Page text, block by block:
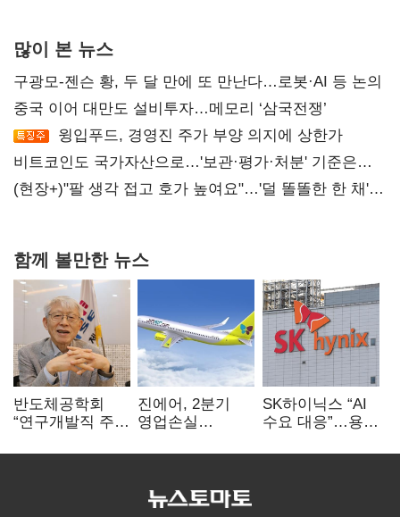
많이 본 뉴스
구광모-젠슨 황, 두 달 만에 또 만난다…로봇·AI 등 논의
중국 이어 대만도 설비투자…메모리 ‘삼국전쟁’
윙입푸드, 경영진 주가 부양 의지에 상한가
비트코인도 국가자산으로…'보관·평가·처분' 기준은
숙제
(현장+)"팔 생각 접고 호가 높여요"…'덜 똘똘한 한 채'
함께 볼만한 뉴스
반도체공학회
“연구개발직 주
개선해야”
진에어, 2분기
영업손실
상승 여파
SK하이닉스 “AI
수요 대응”…용인
투자